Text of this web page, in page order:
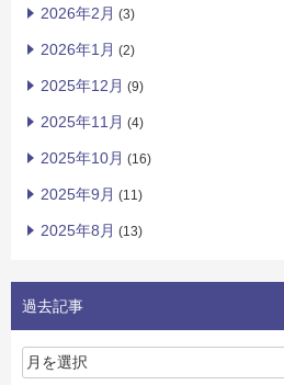
2026年2月 (3)
2026年1月 (2)
2025年12月 (9)
2025年11月 (4)
2025年10月 (16)
2025年9月 (11)
2025年8月 (13)
過去記事